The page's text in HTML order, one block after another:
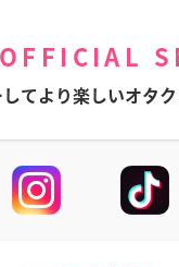
OFFICIAL
てより楽しいオタク